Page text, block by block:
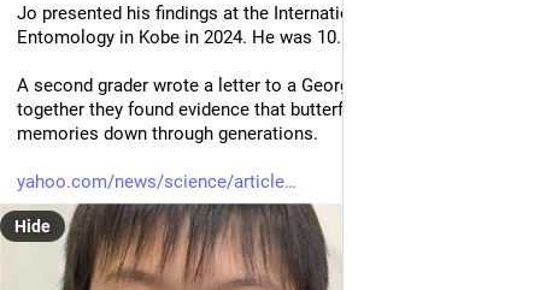
Jo presented his findings at the International Congress of
Entomology in Kobe in 2024. He was 10.
A second grader wrote a letter to a Georgetown professor, and
together they found evidence that butterflies can pass
memories down through generations.
yahoo.com/news/science/article
Hide